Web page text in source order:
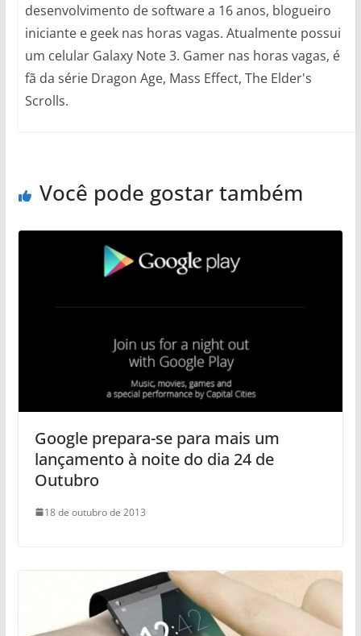
desenvolvimento de software a 16 anos, blogueiro
iniciante e geek nas horas vagas. Atualmente possui
um celular Galaxy Note 3. Gamer nas horas vagas, é
fã da série Dragon Age, Mass Effect, The Elder's
Scrolls.
Você pode gostar também
Google prepara-se para mais um
lançamento à noite do dia 24 de
Outubro
18 de outubro de 2013